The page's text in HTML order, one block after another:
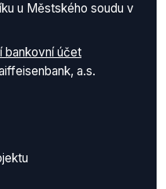
u Městského soudu v
bankovní účet
a.s.